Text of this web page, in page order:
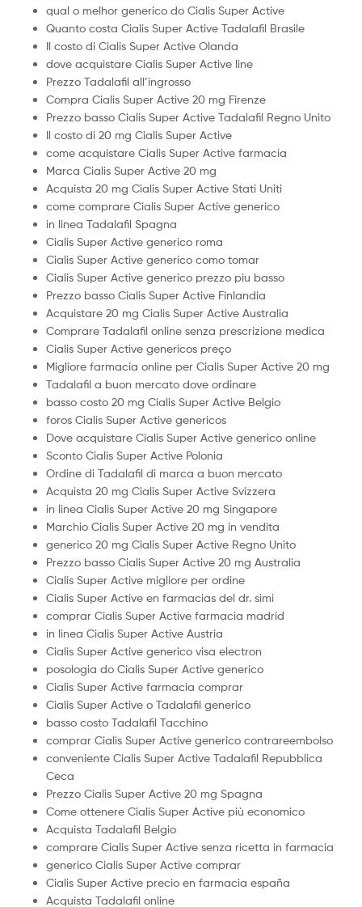
qual o melhor generico do Cialis Super Active
Quanto costa Cialis Super Active Tadalafil Brasile
Il costo di Cialis Super Active Olanda
dove acquistare Cialis Super Active line
Prezzo Tadalafil all’ingrosso
Compra Cialis Super Active 20 mg Firenze
Prezzo basso Cialis Super Active Tadalafil Regno Unito
Il costo di 20 mg Cialis Super Active
come acquistare Cialis Super Active farmacia
Marca Cialis Super Active 20 mg
Acquista 20 mg Cialis Super Active Stati Uniti
come comprare Cialis Super Active generico
in linea Tadalafil Spagna
Cialis Super Active generico roma
Cialis Super Active generico como tomar
Cialis Super Active generico prezzo piu basso
Prezzo basso Cialis Super Active Finlandia
Acquistare 20 mg Cialis Super Active Australia
Comprare Tadalafil online senza prescrizione medica
Cialis Super Active genericos preço
Migliore farmacia online per Cialis Super Active 20 mg
Tadalafil a buon mercato dove ordinare
basso costo 20 mg Cialis Super Active Belgio
foros Cialis Super Active genericos
Dove acquistare Cialis Super Active generico online
Sconto Cialis Super Active Polonia
Ordine di Tadalafil di marca a buon mercato
Acquista 20 mg Cialis Super Active Svizzera
in linea Cialis Super Active 20 mg Singapore
Marchio Cialis Super Active 20 mg in vendita
generico 20 mg Cialis Super Active Regno Unito
Prezzo basso Cialis Super Active 20 mg Australia
Cialis Super Active migliore per ordine
Cialis Super Active en farmacias del dr. simi
comprar Cialis Super Active farmacia madrid
in linea Cialis Super Active Austria
Cialis Super Active generico visa electron
posologia do Cialis Super Active generico
Cialis Super Active farmacia comprar
Cialis Super Active o Tadalafil generico
basso costo Tadalafil Tacchino
comprar Cialis Super Active generico contrareembolso
conveniente Cialis Super Active Tadalafil Repubblica
Ceca
Prezzo Cialis Super Active 20 mg Spagna
Come ottenere Cialis Super Active più economico
Acquista Tadalafil Belgio
comprare Cialis Super Active senza ricetta in farmacia
generico Cialis Super Active comprar
Cialis Super Active precio en farmacia españa
Acquista Tadalafil online